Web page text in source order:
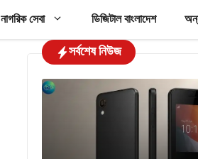
নাগরিক সেবা ডিজিটাল বাংলাদেশ
সর্বশেষ নিউজ